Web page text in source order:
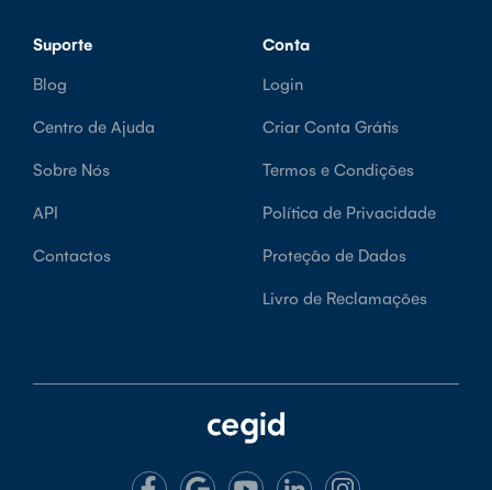
Suporte
Blog
Centro de Ajuda
Sobre Nós
API
Contactos
Conta
Login
Criar Conta Grátis
Termos e Condições
Política de Privacidade
Proteção de Dados
Livro de Reclamações